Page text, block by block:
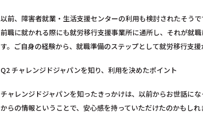
以前、障害者就業・生活支援センターの利用も検討されたそう
前職に就かれる際にも就労移行支援事業所に通所し、それが就
す。ご自身の経験から、就職準備のステップとして就労移行支
Q2 チャレンジドジャパンを知り、利用を決めたポイント
チャレンジドジャパンを知ったきっかけは、以前からお世話に
からの情報ということで、安心感を持っていただけたのかもしれ